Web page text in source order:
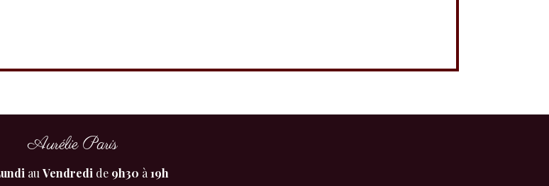
Aurélie Paris
au Vendredi de 9h30 à 19h